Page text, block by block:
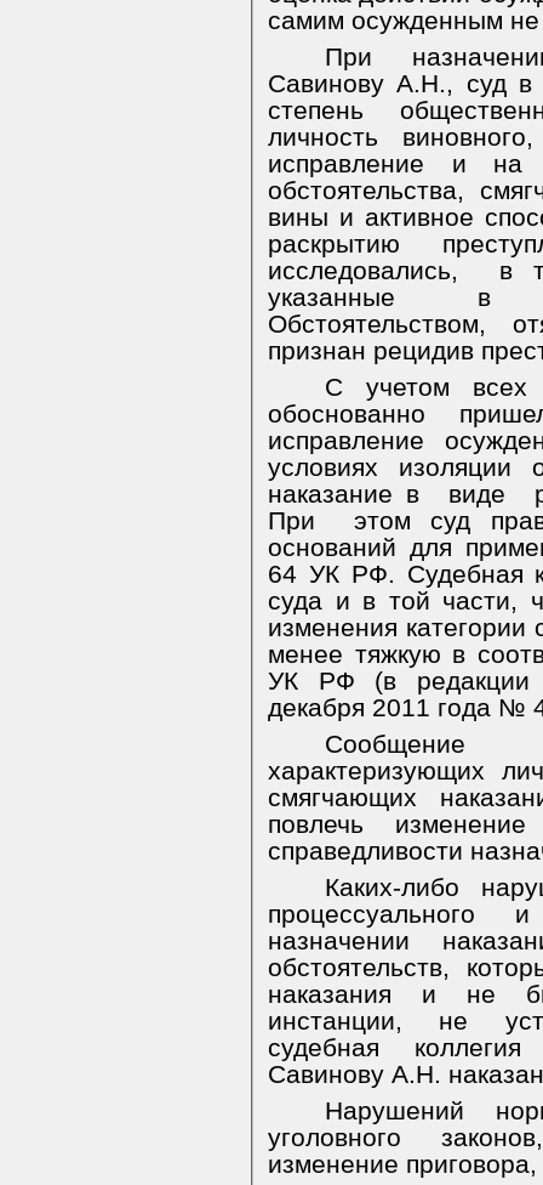
самим осужденным не
При
Савинову А.Н., суд в
степень
личность
исправление и на
обстоятельства,
вины и активное
раскрытию
исследовались,
в
указанные в
Обстоятельством,
признан рецидив
С учетом всех
обоснованно
исправление
условиях
изоляции
наказание в
виде
При
этом суд
оснований для
64 УК РФ. Судебная
суда и в той части,
изменения категории
менее тяжкую в
УК РФ (в редакции
декабря 2011 года №
Сообщение
характеризующих
смягчающих
повлечь
справедливости
Каких-либо
процессуального
назначении
обстоятельств,
наказания и не
инстанции, не
судебная
Савинову А.Н.
Нарушений
уголовного
изменение